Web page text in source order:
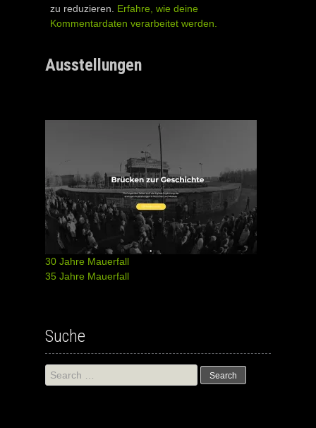
zu reduzieren. Erfahre, wie deine
Kommentardaten verarbeitet werden.
Ausstellungen
30 Jahre Mauerfall
35 Jahre Mauerfall
Suche
Search
for: